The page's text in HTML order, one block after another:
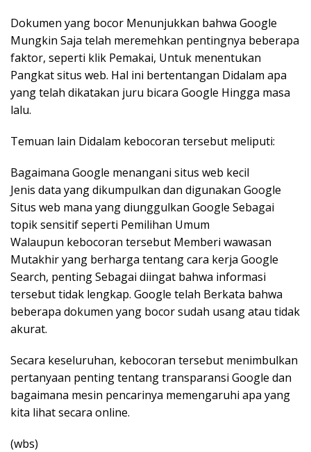
Dokumen yang bocor Menunjukkan bahwa Google
Mungkin Saja telah meremehkan pentingnya beberapa
faktor, seperti klik Pemakai, Untuk menentukan
Pangkat situs web. Hal ini bertentangan Didalam apa
yang telah dikatakan juru bicara Google Hingga masa
lalu.
Temuan lain Didalam kebocoran tersebut meliputi:
Bagaimana Google menangani situs web kecil
Jenis data yang dikumpulkan dan digunakan Google
Situs web mana yang diunggulkan Google Sebagai
topik sensitif seperti Pemilihan Umum
Walaupun kebocoran tersebut Memberi wawasan
Mutakhir yang berharga tentang cara kerja Google
Search, penting Sebagai diingat bahwa informasi
tersebut tidak lengkap. Google telah Berkata bahwa
beberapa dokumen yang bocor sudah usang atau tidak
akurat.
Secara keseluruhan, kebocoran tersebut menimbulkan
pertanyaan penting tentang transparansi Google dan
bagaimana mesin pencarinya memengaruhi apa yang
kita lihat secara online.
(wbs)